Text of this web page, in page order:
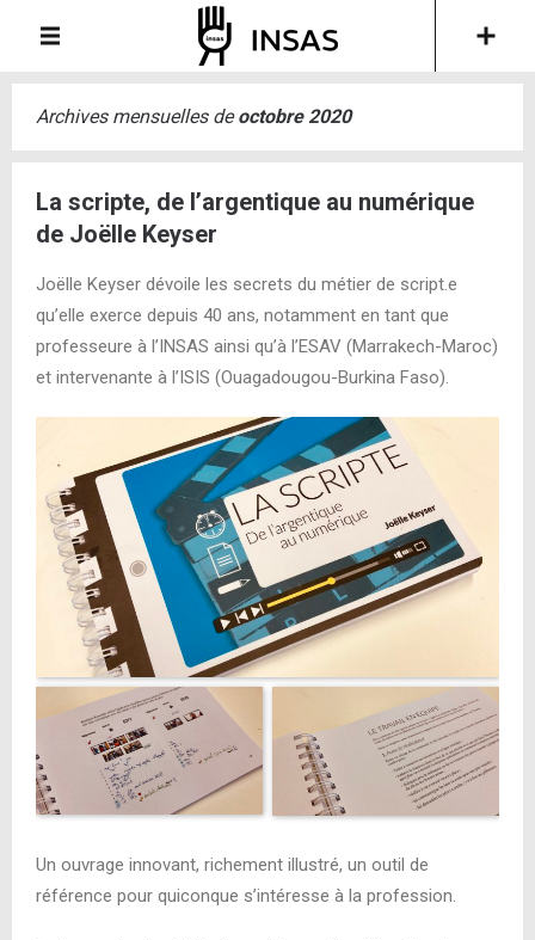
Archives mensuelles deoctobre 2020
La scripte, de l’argentique au numérique
de Joëlle Keyser
Joëlle Keyser dévoile les secrets du métier de script.e
qu’elle exerce depuis 40 ans, notamment en tant que
professeure à l’INSAS ainsi qu’à l’ESAV (Marrakech-Maroc)
et intervenante à l’ISIS (Ouagadougou-Burkina Faso).
Un ouvrage innovant, richement illustré, un outil de
référence pour quiconque s’intéresse à la profession.